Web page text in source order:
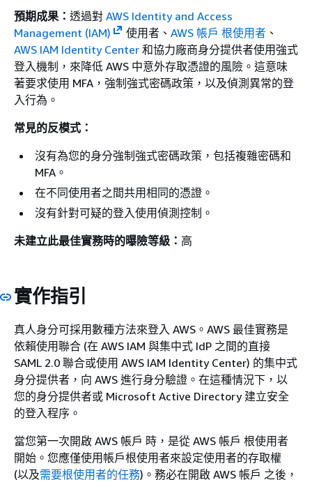
預期成果： 透過對 AWS Identity and Access
Management (IAM)
使用者、 AWS 帳戶 根使用者、
AWS IAM Identity Center 和協力廠商身分提供者使用強式
登入機制，來降低 AWS 中意外存取憑證的風險。這意味
著要求使用 MFA，強制強式密碼政策，以及偵測異常的登
入行為。
常見的反模式：
沒有為您的身分強制強式密碼政策，包括複雜密碼和
MFA。
在不同使用者之間共用相同的憑證。
沒有針對可疑的登入使用偵測控制。
未建立此最佳實務時的曝險等級： 高
實作指引
真人身分可採用數種方法來登入 AWS。AWS 最佳實務是
依賴使用聯合 (在 AWS IAM 與集中式 IdP 之間的直接
SAML 2.0 聯合或使用 AWS IAM Identity Center) 的集中式
身分提供者，向 AWS 進行身分驗證。在這種情況下，以
您的身分提供者或 Microsoft Active Directory 建立安全
的登入程序。
當您第一次開啟 AWS 帳戶 時，是從 AWS 帳戶 根使用者
開始。您應僅使用帳戶根使用者來設定使用者的存取權
(以及需要根使用者的任務)。務必在開啟 AWS 帳戶 之後，